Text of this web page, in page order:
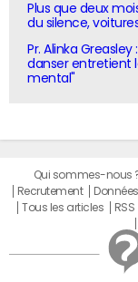
Plus que deux
du silence,
Pr. Alinka
danser entretient
mental"
Qui sommes-nous
Recrutement
Tous les articles
RSS